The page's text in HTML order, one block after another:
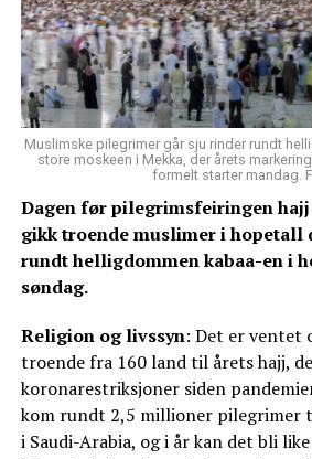
Muslimske pilegrimer går sju rinder rundt
store moskeen i Mekka, der årets
formelt starter mandag.
Dagen før pilegrimsfeiringen
gikk troende muslimer i hopetall
rundt helligdommen kabaa-en i
søndag.
Religion og livssyn: Det er ventet
troende fra 160 land til årets hajj,
koronarestriksjoner siden
kom rundt 2,5 millioner pilegrimer
i Saudi-Arabia, og i år kan det bli